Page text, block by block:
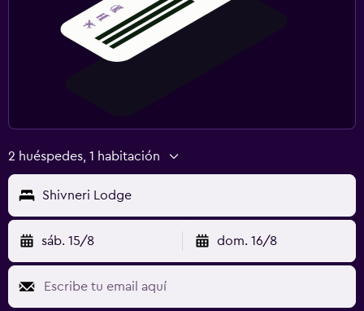
2 huéspedes, 1 habitación
Shivneri Lodge
sáb. 15/8 dom. 16/8